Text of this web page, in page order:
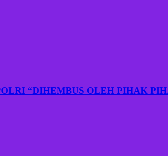
“DIHEMBUS OLEH PIHAK